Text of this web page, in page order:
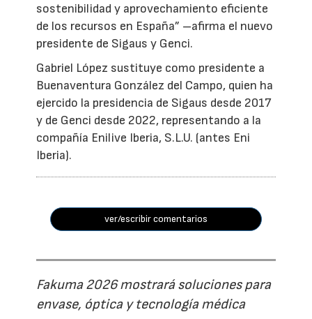
sostenibilidad y aprovechamiento eficiente
de los recursos en España” –afirma el nuevo
presidente de Sigaus y Genci.
Gabriel López sustituye como presidente a
Buenaventura González del Campo, quien ha
ejercido la presidencia de Sigaus desde 2017
y de Genci desde 2022, representando a la
compañía Enilive Iberia, S.L.U. (antes Eni
Iberia).
ver/escribir comentarios
Fakuma 2026 mostrará soluciones para
envase, óptica y tecnología médica